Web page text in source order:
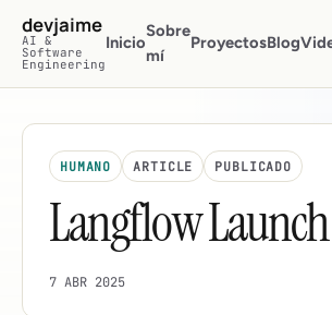
Saltar al contenido principal
devjaime
AI &
Software
Engineering
Inicio
Sobre
mí
ProyectosBlog
HUMANO ARTICLE PUBLICADO
Langflow
7 ABR 2025